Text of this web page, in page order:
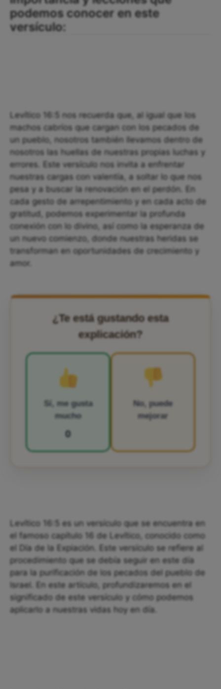
podemos conocer en este
versículo:
Levítico 16:5 nos recuerda que, al igual que los
machos cabríos que cargan con los pecados de
un pueblo, nosotros también llevamos dentro de
nosotros las huellas de nuestras propias luchas y
errores. Este versículo nos invita a enfrentar
nuestras cargas con valentía, a soltar lo que nos
pesa y a buscar la renovación en el perdón. En
cada gesto de arrepentimiento y en cada acto de
gratitud, podemos experimentar la profunda
conexión con lo divino, así como la esperanza de
un nuevo comienzo, donde nuestras heridas se
transforman en oportunidades de crecimiento y
amor.
¿Te está gustando esta
explicación?
Sí, me gusta
mucho
0
No, puede
mejorar
Levítico 16:5 es un versículo que se encuentra en
el famoso capítulo 16 de Levítico, conocido como
el Día de la Expiación. Este versículo se refiere al
procedimiento que se debía seguir en este día
para la purificación de los pecados del pueblo de
Israel. En este artículo, profundizaremos en el
significado de este versículo y cómo podemos
aplicarlo a nuestras vidas hoy en día.